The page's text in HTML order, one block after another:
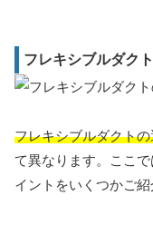
フレキシブルダク
フレキシブルダクト
て異なります。ここ
イントをいくつかご紹